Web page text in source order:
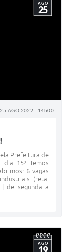
25 AGO 2022 - 14h00
AGO
25
Prefeitura de
dia 15? Temos
6 vagas
(reta,
| de segunda a
AGO